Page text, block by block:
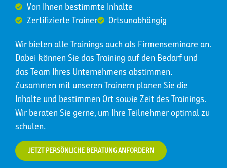
Von Ihnen bestimmte Inhalte
Zertifizierte Trainer
Ortsunabhängig
Wir bieten alle Trainings auch als Firmenseminare an.
Dabei können Sie das Training auf den Bedarf und
das Team Ihres Unternehmens abstimmen.
Zusammen mit unseren Trainern planen Sie die
Inhalte und bestimmen Ort sowie Zeit des Trainings.
Wir beraten Sie gerne, um Ihre Teilnehmer optimal zu
schulen.
JETZT PERSÖNLICHE BERATUNG ANFORDERN